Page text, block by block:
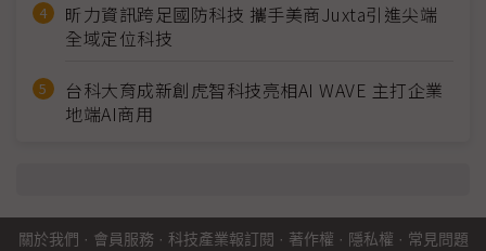
昕力資訊跨足國防科技 攜手美商Juxta引進尖端
全域定位科技
台科大育成新創虎智科技亮相AI WAVE 主打企業
地端AI商用
關於我們 · 會員服務 · 科技產業報訂閱 · 著作權 · 隱私權 · 常見問題